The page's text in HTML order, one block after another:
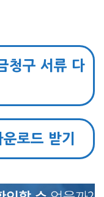
청구 서류 다
로드 받기